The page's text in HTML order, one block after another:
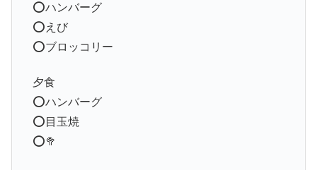
⭕ハンバーグ
⭕えび
⭕ブロッコリー
夕食
⭕ハンバーグ
⭕目玉焼
⭕🥦